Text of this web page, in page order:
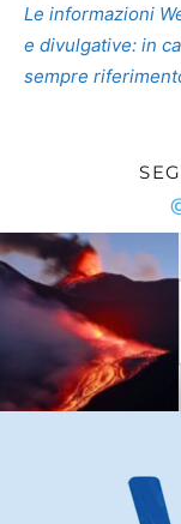
Le informazioni
e divulgative: in
sempre